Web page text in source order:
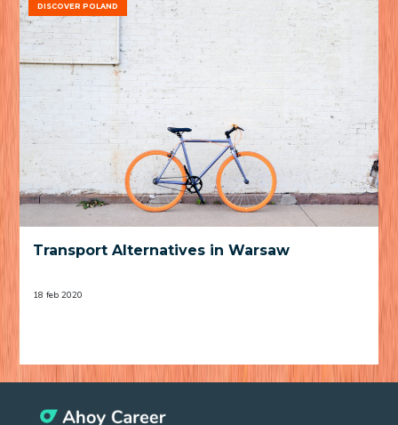
DISCOVER POLAND
Transport Alternatives in Warsaw
18 feb 2020